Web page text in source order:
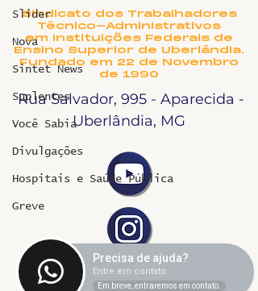
Slider
Nova
Sintet News
Suplentes
Você Sabia
Divulgações
Hospitais e Saúde Pública
Greve
Sindicato dos Trabalhadores
Técnico-Administrativos
em Instituições Federais de
Ensino Superior de Uberlândia.
Fundado em 22 de Novembro
de 1990
Rua Salvador, 995 - Aparecida -
Uberlândia, MG
Precisa de ajuda?
Entre em contato.
Em breve, entraremos em contato.